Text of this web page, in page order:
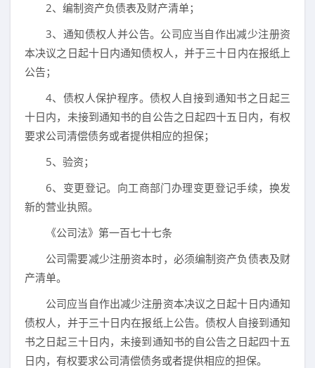
2、编制资产负债表及财产清单；
3、通知债权人并公告。公司应当自作出减少注册资
本决议之日起十日内通知债权人，并于三十日内在报纸上
公告；
4、债权人保护程序。债权人自接到通知书之日起三
十日内，未接到通知书的自公告之日起四十五日内，有权
要求公司清偿债务或者提供相应的担保；
5、验资；
6、变更登记。向工商部门办理变更登记手续，换发
新的营业执照。
《公司法》第一百七十七条
公司需要减少注册资本时，必须编制资产负债表及财
产清单。
公司应当自作出减少注册资本决议之日起十日内通知
债权人，并于三十日内在报纸上公告。债权人自接到通知
书之日起三十日内，未接到通知书的自公告之日起四十五
日内，有权要求公司清偿债务或者提供相应的担保。